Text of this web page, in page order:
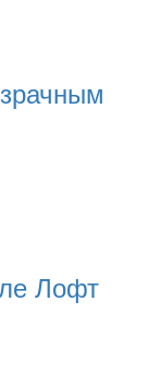
Лофт